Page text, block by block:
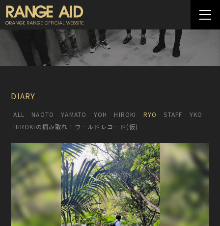
DIARY
ALL NAOTO YAMATO YOH HIROKI RYO STAFF
YKO
HIROKIの掴み取れ！ワールドレコード(仮)